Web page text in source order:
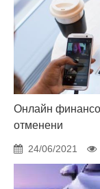
Онлайн
отменени
24/06/2021